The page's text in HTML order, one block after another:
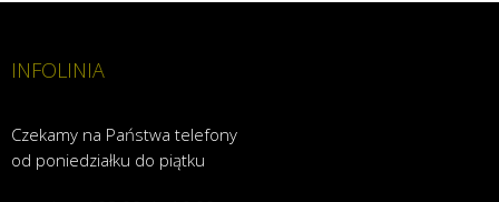
INFOLINIA
Czekamy na Państwa telefony
od poniedziałku do piątku